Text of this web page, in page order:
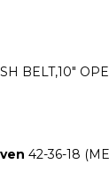
BELT,10″
42-36-18